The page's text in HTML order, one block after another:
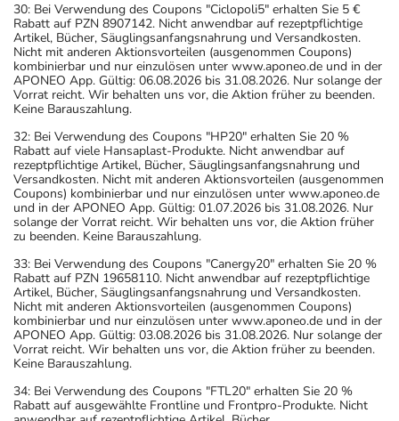
30: Bei Verwendung des Coupons "Ciclopoli5" erhalten Sie 5 €
Rabatt auf PZN 8907142. Nicht anwendbar auf rezeptpflichtige
Artikel, Bücher, Säuglingsanfangsnahrung und Versandkosten.
Nicht mit anderen Aktionsvorteilen (ausgenommen Coupons)
kombinierbar und nur einzulösen unter www.aponeo.de und in der
APONEO App. Gültig: 06.08.2026 bis 31.08.2026. Nur solange der
Vorrat reicht. Wir behalten uns vor, die Aktion früher zu beenden.
Keine Barauszahlung.
32: Bei Verwendung des Coupons "HP20" erhalten Sie 20 %
Rabatt auf viele Hansaplast-Produkte. Nicht anwendbar auf
rezeptpflichtige Artikel, Bücher, Säuglingsanfangsnahrung und
Versandkosten. Nicht mit anderen Aktionsvorteilen (ausgenommen
Coupons) kombinierbar und nur einzulösen unter www.aponeo.de
und in der APONEO App. Gültig: 01.07.2026 bis 31.08.2026. Nur
solange der Vorrat reicht. Wir behalten uns vor, die Aktion früher
zu beenden. Keine Barauszahlung.
33: Bei Verwendung des Coupons "Canergy20" erhalten Sie 20 %
Rabatt auf PZN 19658110. Nicht anwendbar auf rezeptpflichtige
Artikel, Bücher, Säuglingsanfangsnahrung und Versandkosten.
Nicht mit anderen Aktionsvorteilen (ausgenommen Coupons)
kombinierbar und nur einzulösen unter www.aponeo.de und in der
APONEO App. Gültig: 03.08.2026 bis 31.08.2026. Nur solange der
Vorrat reicht. Wir behalten uns vor, die Aktion früher zu beenden.
Keine Barauszahlung.
34: Bei Verwendung des Coupons "FTL20" erhalten Sie 20 %
Rabatt auf ausgewählte Frontline und Frontpro-Produkte. Nicht